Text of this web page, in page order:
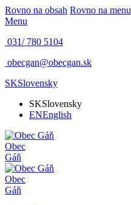
Rovno na obsah Rovno na menu
Menu
031/ 780 5104
obecgan@obecgan.sk
SKSlovensky
SKSlovensky
ENEnglish
Obec
Gáň
Obec
Gáň